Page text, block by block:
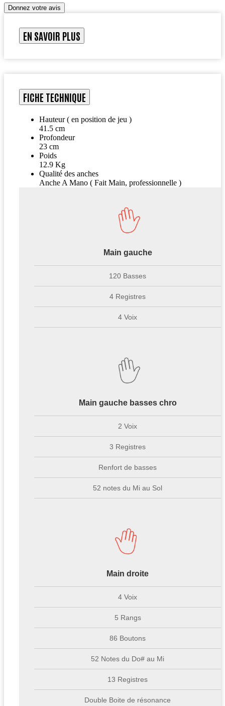
Donnez votre avis
EN SAVOIR PLUS
FICHE TECHNIQUE
Hauteur ( en position de jeu )
41.5 cm
Profondeur
23 cm
Poids
12.9 Kg
Qualité des anches
Anche A Mano ( Fait Main, professionnelle )
Main gauche
120 Basses
4 Registres
4 Voix
Main gauche basses chro
2 Voix
3 Registres
Renfort de basses
52 notes du Mi au Sol
Main droite
4 Voix
5 Rangs
86 Boutons
52 Notes du Do# au Mi
13 Registres
Double Boite de résonance